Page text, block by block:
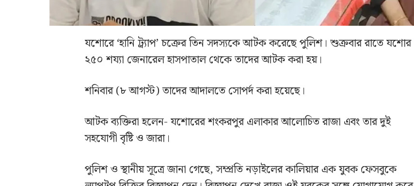
যশোরে ‘হানি ট্র্যাপ’ চক্রের তিন সদস্যকে আটক করেছে পুলিশ। শুক্রবার রাতে যশোর
২৫০ শয্যা জেনারেল হাসপাতাল থেকে তাদের আটক করা হয়।
শনিবার (৮ আগস্ট) তাদের আদালতে সোপর্দ করা হয়েছে।
আটক ব্যক্তিরা হলেন- যশোরের শংকরপুর এলাকার আলোচিত রাজা এবং তার দুই
সহযোগী বৃষ্টি ও জারা।
পুলিশ ও স্থানীয় সূত্রে জানা গেছে, সম্প্রতি নড়াইলের কালিয়ার এক যুবক ফেসবুকে